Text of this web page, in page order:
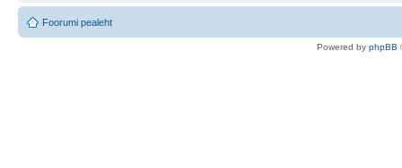
Foorumi pealeht
Powered by phpBB